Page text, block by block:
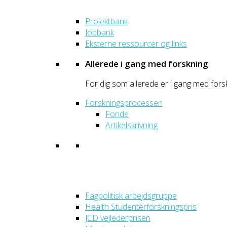
Projektbank
Jobbank
Eksterne ressourcer og links
Allerede i gang med forskning
For dig som allerede er i gang med
Forskningsprocessen
Fonde
Artikelskrivning
Fagpolitisk arbejdsgruppe
Health Studenterforskningspris
JCD vejlederprisen